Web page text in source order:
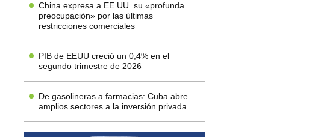
China expresa a EE.UU. su «profunda
preocupación» por las últimas
restricciones comerciales
PIB de EEUU creció un 0,4% en el
segundo trimestre de 2026
De gasolineras a farmacias: Cuba abre
amplios sectores a la inversión privada